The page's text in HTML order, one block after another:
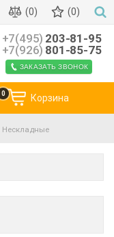
(0) (0)
+7(495) 203-81-95
+7(926) 801-85-75
ЗАКАЗАТЬ ЗВОНОК
Корзина
0
Нескладные